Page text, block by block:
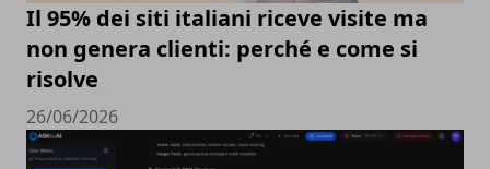
Il 95% dei siti italiani riceve visite ma
non genera clienti: perché e come si
risolve
26/06/2026